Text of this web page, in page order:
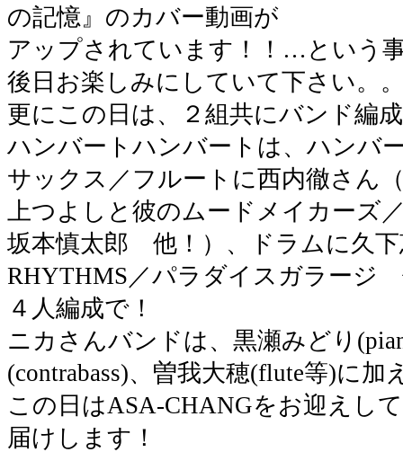
の記憶』のカバー動画が
アップされています！！…という
後日お楽しみにしていて下さい。
更にこの日は、２組共にバンド編
ハンバートハンバートは、ハンバ
サックス／フルートに西内徹さん
上つよしと彼のムードメイカーズ
坂本慎太郎 他！）、ドラムに久下
RHYTHMS／パラダイスガラージ
４人編成で！
ニカさんバンドは、黒瀬みどり
(contrabass)、曽我大穂(flute等)に加
この日はASA-CHANGをお迎えし
届けします！